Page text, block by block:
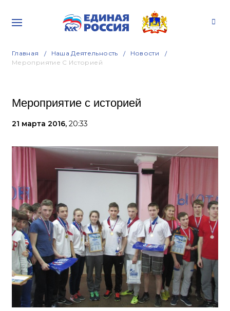
Главная Наша Деятельность
Новости
Мероприятие С Историей
Мероприятие с историей
21 марта 2016, 20:33